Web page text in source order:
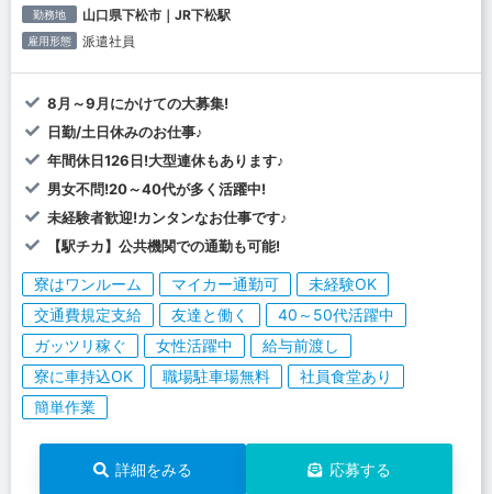
勤務地 山口県下松市｜JR下松駅
雇用形態 派遣社員
8月～9月にかけての大募集!
日勤/土日休みのお仕事♪
年間休日126日!大型連休もあります♪
男女不問!20～40代が多く活躍中!
未経験者歓迎!カンタンなお仕事です♪
【駅チカ】公共機関での通勤も可能!
寮はワンルーム マイカー通勤可
未経験OK
交通費規定支給
友達と働く
40～50代活躍中
ガッツリ稼ぐ
女性活躍中
給与前渡し
寮に車持込OK
職場駐車場無料
社員食堂あり
簡単作業
詳細をみる 応募する